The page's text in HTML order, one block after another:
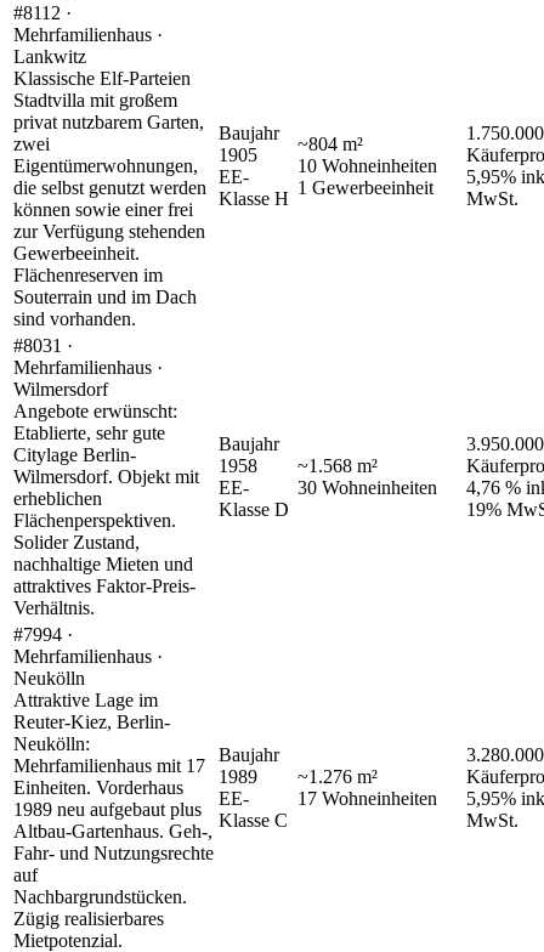
#8112 ·
Mehrfamilienhaus ·
Lankwitz
Klassische Elf-Parteien
Stadtvilla mit großem
privat nutzbarem Garten,
zwei
Eigentümerwohnungen,
die selbst genutzt werden
können sowie einer frei
zur Verfügung stehenden
Gewerbeeinheit.
Flächenreserven im
Souterrain und im Dach
sind vorhanden.
Baujahr
1905
EE-
Klasse H
~804 m²
10 Wohneinheiten
1 Gewerbeeinheit
5,95%
MwSt.
#8031 ·
Mehrfamilienhaus ·
Wilmersdorf
Angebote erwünscht:
Etablierte, sehr gute
Citylage Berlin-
Wilmersdorf. Objekt mit
erheblichen
Flächenperspektiven.
Solider Zustand,
nachhaltige Mieten und
attraktives Faktor-Preis-
Verhältnis.
Baujahr
1958
EE-
Klasse D
~1.568 m²
30 Wohneinheiten
4,76 %
19%
#7994 ·
Mehrfamilienhaus ·
Neukölln
Attraktive Lage im
Reuter-Kiez, Berlin-
Neukölln:
Mehrfamilienhaus mit 17
Einheiten. Vorderhaus
1989 neu aufgebaut plus
Altbau-Gartenhaus. Geh-,
Fahr- und Nutzungsrechte
auf
Nachbargrundstücken.
Zügig realisierbares
Mietpotenzial.
Baujahr
1989
EE-
Klasse C
~1.276 m²
17 Wohneinheiten
5,95%
MwSt.